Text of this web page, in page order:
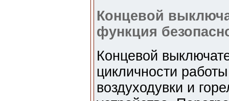
Концевой
функция
Концевой
цикличности
воздуходувки и